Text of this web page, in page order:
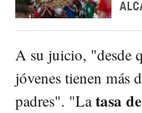
A su juicio, "desde
jóvenes tienen más
padres". "Latasa